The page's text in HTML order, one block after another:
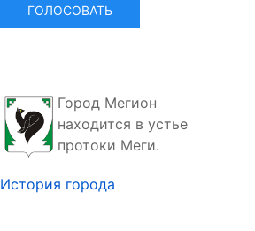
Город Мегион
находится в устье
протоки Меги.
История города